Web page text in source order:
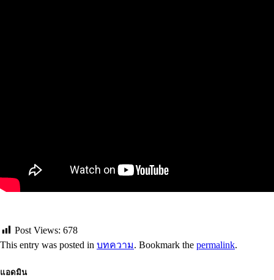
Post Views: 678
This entry was posted in บทความ. Bookmark the permalink.
แอดมิน